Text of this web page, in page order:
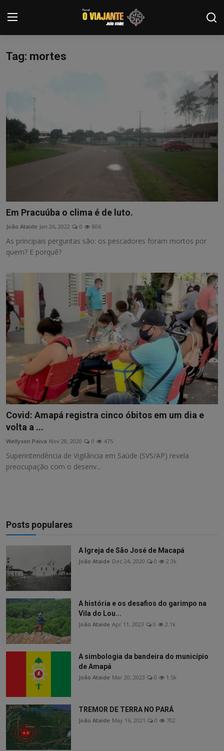
Login
ARTIGOS
COLABORADORES
Tag: mortes
Em Pracuúba o clima é de luto.
João Ataide Jan 26, 2022 0 806
As principais perguntas são: os pescadores foram mortos por
quem? E porquê?
Covid: Amapá registra cinco óbitos em um dia e
volta a ...
Wellyson Paiva Nov 28, 2020 0 475
Superintendência de Vigilância em Saúde (SVS/AP) revela
preocupação com o desenv...
Posts populares
A Igreja de São José de Macapá
João Ataide Dec 24, 2020 0 2.3k
A história e os desafios do garimpo na
Vila do Lou...
João Ataide Apr 11, 2023 0 2.1k
A simbologia da bandeira do município
de Amapá
João Ataide Mar 20, 2023 0 1.5k
TREMOR DE TERRA NO PARÁ
João Ataide May 16, 2021 0 702